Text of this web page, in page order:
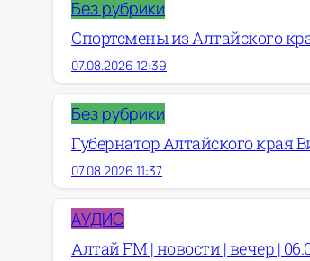
Без рубрики
Спортсмены из Алтайского
07.08.2026 12:39
Без рубрики
Губернатор Алтайского края
07.08.2026 11:37
АУДИО
Алтай FM | новости | вечер |